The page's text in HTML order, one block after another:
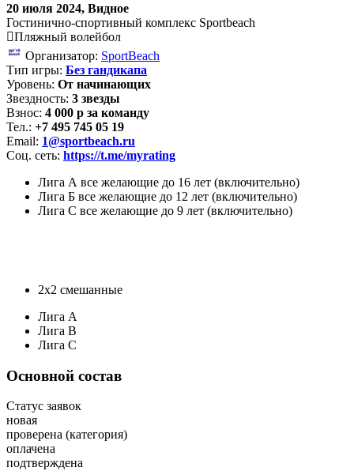
20 июля 2024, Видное
Гостинично-спортивный комплекс Sportbeach
Пляжный волейбол
Организатор: SportBeach
Тип игры: Без гандикапа
Уровень: От начинающих
Звездность: 3 звезды
Взнос: 4 000 р за команду
Тел.: +7 495 745 05 19
Email: 1@sportbeach.ru
Соц. сеть: https://t.me/myrating
Лига А все желающие до 16 лет (включительно)
Лига Б все желающие до 12 лет (включительно)
Лига С все желающие до 9 лет (включительно)
2х2 смешанные
Лига A
Лига B
Лига C
Основной состав
Статус заявок
новая
проверена (категория)
оплачена
подтверждена